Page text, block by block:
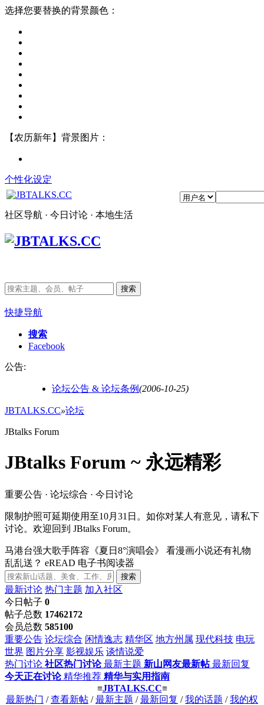
选择您要替换的背景颜色：
【农历新年】背景图片：
个性化设定
社区导航 · 今日讨论 · 本地生活
搜索
快捷导航
搜索
Facebook
公告:
论坛公告 & 论坛条例(2006-10-25)
JBTALKS.CC»论坛
JBtalks Forum
JBtalks Forum ~ 永远精彩
重要公告 · 论坛综合 · 今日讨论
限制护照可延期使用至10月31日。如你对某人有意见，请私下
讨论。欢迎回到 JBtalks Forum。
马港台强大歌手阵容《夏日8°演唱会》
看漫画小说还有礼物
乱乱送？ eREAD 电子书阅读器
搜索
最新讨论 热门主题 加入社区
今日帖子 0
帖子总数 17462172
会员总数 585100
重要公告 论坛综合 闲情逸志 精华区 地方州属 现代科技 电玩
世界 图片分享 影视娱乐 谈情说爱
热门讨论 社区热门讨论 最新主题 新山网友最新帖 最新回复
今天正在讨论 精华推荐 精华与实用指南
≡JBTALKS.CC≡
最新热门 /查看新帖 /最新主题 /最新回复 /我的话题 /我的权